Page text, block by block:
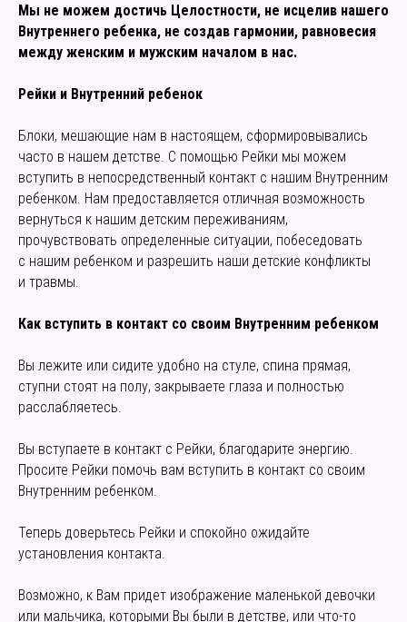
Мы не можем достичь Целостности, не исцелив нашего
Внутреннего ребенка, не создав гармонии, равновесия
между женским и мужским началом в нас.
Рейки и Внутренний ребенок
Блоки, мешающие нам в настоящем, сформировывались
часто в нашем детстве. С помощью Рейки мы можем
вступить в непосредственный контакт с нашим Внутренним
ребенком. Нам предоставляется отличная возможность
вернуться к нашим детским переживаниям,
прочувствовать определенные ситуации, побеседовать
с нашим ребенком и разрешить наши детские конфликты
и травмы.
Как вступить в контакт со своим Внутренним ребенком
Вы лежите или сидите удобно на стуле, спина прямая,
ступни стоят на полу, закрываете глаза и полностью
расслабляетесь.
Вы вступаете в контакт с Рейки, благодарите энергию.
Просите Рейки помочь вам вступить в контакт со своим
Внутренним ребенком.
Теперь доверьтесь Рейки и спокойно ожидайте
установления контакта.
Возможно, к Вам придет изображение маленькой девочки
или мальчика, которыми Вы были в детстве, или что-то